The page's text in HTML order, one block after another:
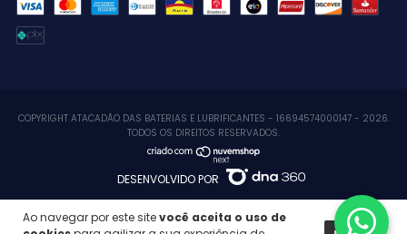
Ao navegar por este sitevocê aceita o uso de
COPYRIGHT ATACADÃO DAS BATERIAS E LUBRIFICANTES - 16694574000147 - 2026.
TODOS OS DIREITOS RESERVADOS.
DESENVOLVIDO POR